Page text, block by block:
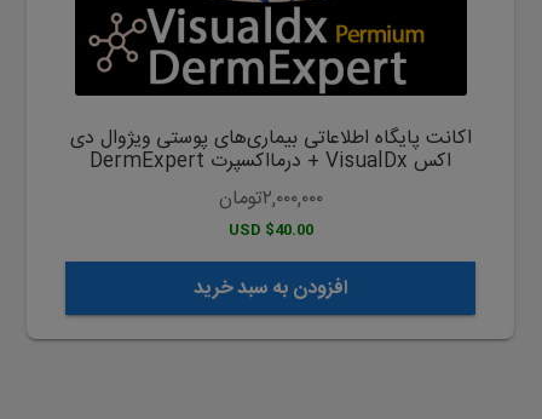
اکانت پایگاه اطلاعاتی بیماری‌های پوستی ویژوال دی
اکس VisualDx + درمااکسپرت DermExpert
۲,۰۰۰,۰۰۰تومان
$40.00 USD
افزودن به سبد خرید